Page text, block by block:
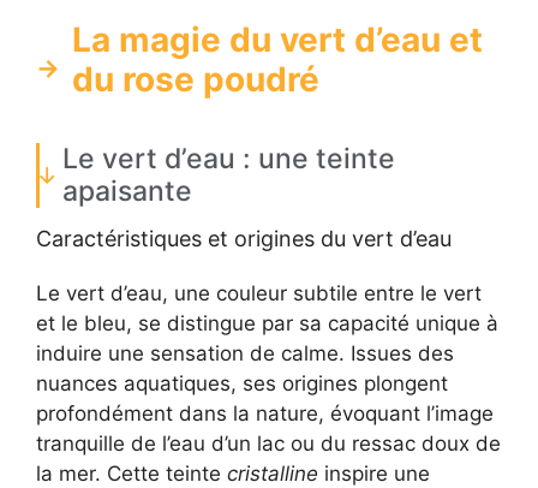
La magie du vert d’eau et
du rose poudré
Le vert d’eau : une teinte
apaisante
Caractéristiques et origines du vert d’eau
Le vert d’eau, une couleur subtile entre le vert
et le bleu, se distingue par sa capacité unique à
induire une sensation de calme. Issues des
nuances aquatiques, ses origines plongent
profondément dans la nature, évoquant l’image
tranquille de l’eau d’un lac ou du ressac doux de
la mer. Cette teinte cristalline inspire une